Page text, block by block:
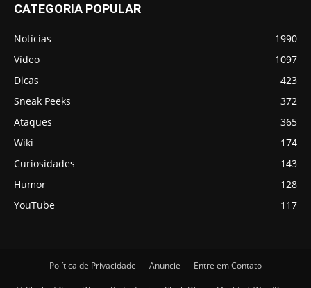
CATEGORIA POPULAR
Notícias
1990
Vídeo
1097
Dicas
423
Sneak Peeks
372
Ataques
365
Wiki
174
Curiosidades
143
Humor
128
YouTube
117
Política de Privacidade Anuncie Entre em Contato